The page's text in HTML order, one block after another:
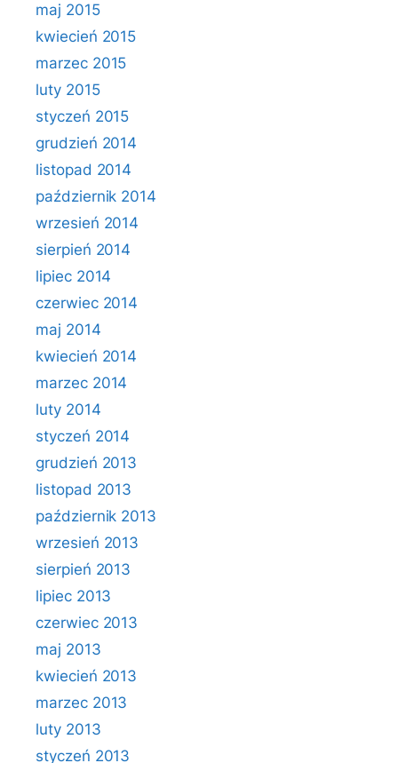
maj 2015
kwiecień 2015
marzec 2015
luty 2015
styczeń 2015
grudzień 2014
listopad 2014
październik 2014
wrzesień 2014
sierpień 2014
lipiec 2014
czerwiec 2014
maj 2014
kwiecień 2014
marzec 2014
luty 2014
styczeń 2014
grudzień 2013
listopad 2013
październik 2013
wrzesień 2013
sierpień 2013
lipiec 2013
czerwiec 2013
maj 2013
kwiecień 2013
marzec 2013
luty 2013
styczeń 2013